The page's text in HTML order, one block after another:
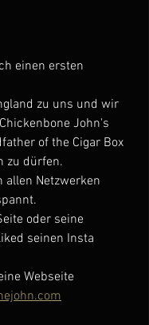
einen ersten
zu uns und wir
John's
of the Cigar Box
zu dürfen.
Netzwerken
oder seine
seinen Insta
Webseite